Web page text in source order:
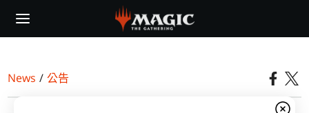
main
News /公告